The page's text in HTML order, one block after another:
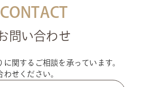
CONTACT
問い合わせ
に関するご相談を承っています。
せください。